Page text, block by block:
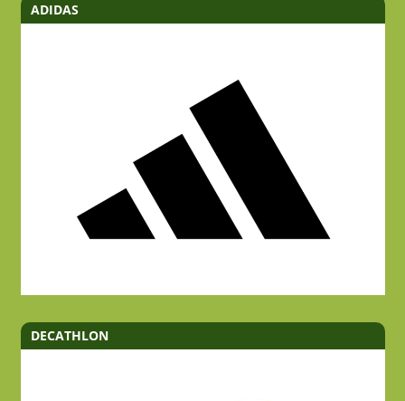
ADIDAS
DECATHLON